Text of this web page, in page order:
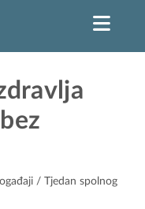
/ Tjedan spolnog